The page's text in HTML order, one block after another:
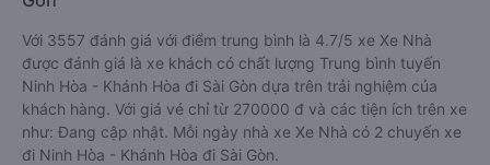
Với 3557 đánh giá với điểm trung bình là 4.7/5 xe Xe Nhà
được đánh giá là xe khách có chất lượng Trung bình tuyến
Ninh Hòa - Khánh Hòa đi Sài Gòn dựa trên trải nghiệm của
khách hàng. Với giá vé chỉ từ 270000 đ và các tiện ích trên xe
như: Đang cập nhật. Mỗi ngày nhà xe Xe Nhà có 2 chuyến xe
đi Ninh Hòa - Khánh Hòa đi Sài Gòn.